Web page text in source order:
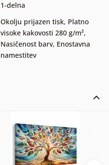
1-delna
Okolju prijazen tisk, Platno
visoke kakovosti 280 g/m²,
Nasičenost barv, Enostavna
namestitev